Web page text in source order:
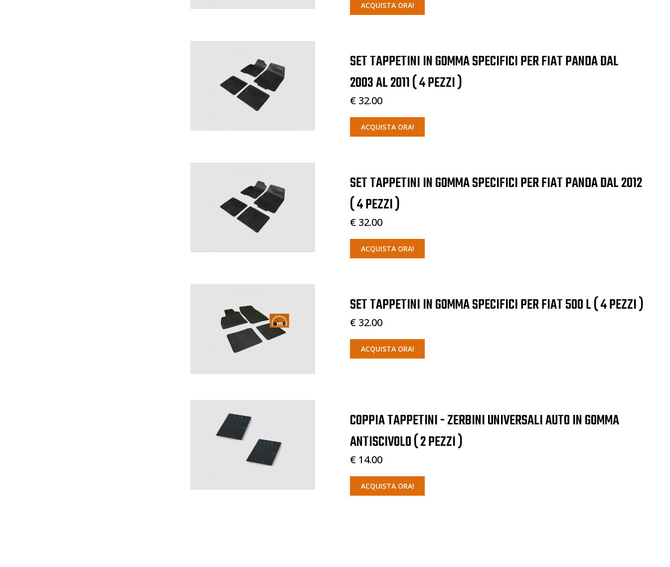
ACQUISTA ORA!
SET TAPPETINI IN GOMMA SPECIFICI PER FIAT PANDA DAL
2003 AL 2011 ( 4 PEZZI )
€ 32.00
ACQUISTA ORA!
SET TAPPETINI IN GOMMA SPECIFICI PER FIAT PANDA DAL 2012
( 4 PEZZI )
€ 32.00
ACQUISTA ORA!
SET TAPPETINI IN GOMMA SPECIFICI PER FIAT 500 L ( 4 PEZZI )
€ 32.00
ACQUISTA ORA!
COPPIA TAPPETINI - ZERBINI UNIVERSALI AUTO IN GOMMA
ANTISCIVOLO ( 2 PEZZI )
€ 14.00
ACQUISTA ORA!